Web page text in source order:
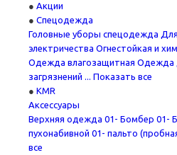
Акции
Спецодежда
Головные уборы спецодежда
электричества Огнестойкая и
Одежда влагозащитная Одежда
загрязнений ... Показать все
KMR
Аксессуары
Верхняя одежда 01- Бомбер 01-
пухонабивной 01- пальто
все